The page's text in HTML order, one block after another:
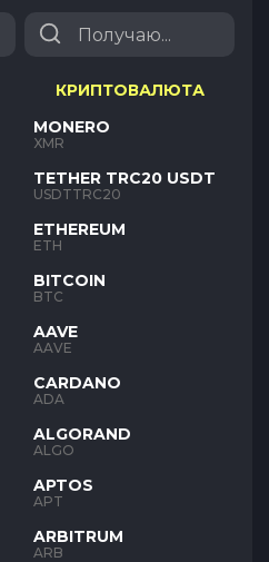
КРИПТОВАЛЮТА
MONERO
XMR
TETHER TRC20 USDT
USDTTRC20
ETHEREUM
ETH
BITCOIN
BTC
AAVE
AAVE
CARDANO
ADA
ALGORAND
ALGO
APTOS
APT
ARBITRUM
ARB